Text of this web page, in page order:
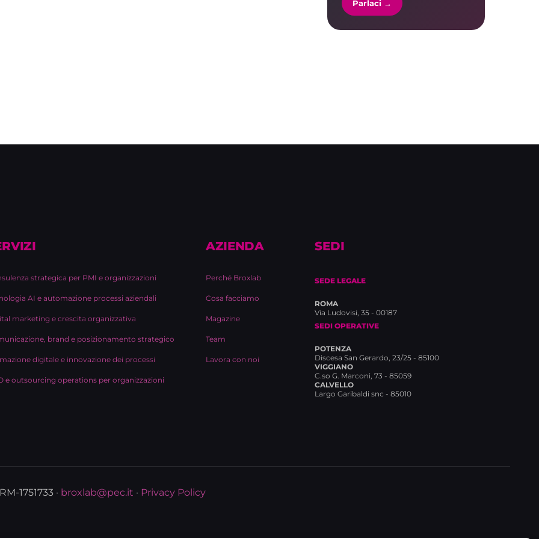
Parlaci →
strategica per PMI e organizzazioni
AI e automazione processi aziendali
marketing e crescita organizzativa
brand e posizionamento strategico
digitale e innovazione dei processi
e outsourcing operations per organizzazioni
AZIENDA
Perché Broxlab
Cosa facciamo
Magazine
Team
Lavora con noi
SEDI
SEDE LEGALE
ROMA
Via Ludovisi, 35 - 00187
SEDI OPERATIVE
POTENZA
Discesa San Gerardo, 23/25 - 85100
VIGGIANO
C.so G. Marconi, 73 - 85059
CALVELLO
Largo Garibaldi snc - 85010
1751733 · broxlab@pec.it · Privacy Policy